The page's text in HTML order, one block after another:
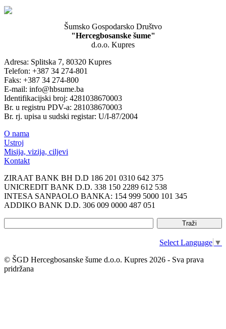
Šumsko Gospodarsko Društvo
"Hercegbosanske šume"
d.o.o. Kupres
Adresa: Splitska 7, 80320 Kupres
Telefon: +387 34 274-801
Faks: +387 34 274-800
E-mail: info@hbsume.ba
Identifikacijski broj: 4281038670003
Br. u registru PDV-a: 281038670003
Br. rj. upisa u sudski registar: U/I-87/2004
O nama
Ustroj
Misija, vizija, ciljevi
Kontakt
ZIRAAT BANK BH D.D 186 201 0310 642 375
UNICREDIT BANK D.D. 338 150 2289 612 538
INTESA SANPAOLO BANKA: 154 999 5000 101 345
ADDIKO BANK D.D. 306 009 0000 487 051
Select Language ▼
© ŠGD Hercegbosanske šume d.o.o. Kupres 2026 - Sva prava
pridržana